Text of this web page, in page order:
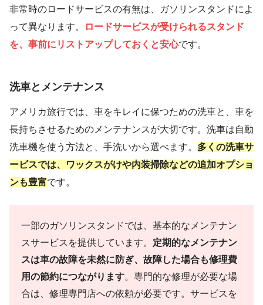
非常時のロードサービスの有無は、ガソリンスタンドによ
って異なります。
ロードサービスが受けられるスタンド
を、事前にリストアップしておくと安心です。
洗車とメンテナンス
アメリカ旅行では、車をキレイに保つための洗車と、車を
長持ちさせるためのメンテナンスが大切です。洗車は自動
洗車機を使う方法と、手洗いから選べます。 多くの洗車サ
ービスでは、ワックスがけや内装掃除などの追加オプショ
ンも豊富です。
一部のガソリンスタンドでは、基本的なメンテナン
スサービスを提供しています。 定期的なメンテナン
スは車の故障を未然に防ぎ、故障した場合も修理費
用の節約につながります。専門的な修理が必要な場
合は、修理専門店への依頼が必要です。サービスを